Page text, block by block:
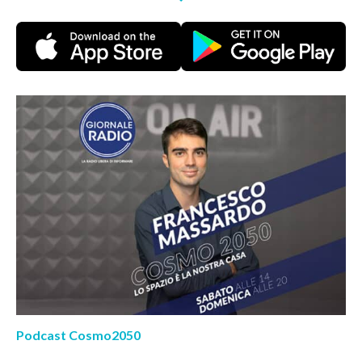
Podcast Cosmo2050